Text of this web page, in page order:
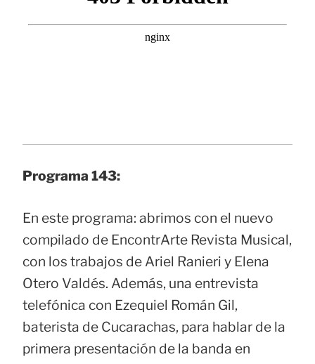
Programa 143:
En este programa: abrimos con el nuevo
compilado de EncontrArte Revista Musical,
con los trabajos de Ariel Ranieri y Elena
Otero Valdés. Además, una entrevista
telefónica con Ezequiel Román Gil,
baterista de Cucarachas, para hablar de la
primera presentación de la banda en